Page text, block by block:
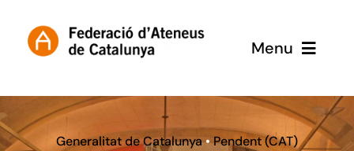
content
Menu
Inici
Subvencions
Generalitat de Catalunya•Pendent (CAT)